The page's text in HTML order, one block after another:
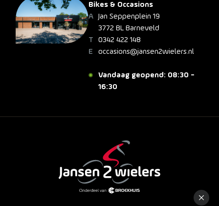
Bikes & Occasions
Jan Seppenplein 19
3772 BL Barneveld
0342 422 148
occasions@jansen2wielers.nl
Vandaag geopend: 08:30 -
16:30